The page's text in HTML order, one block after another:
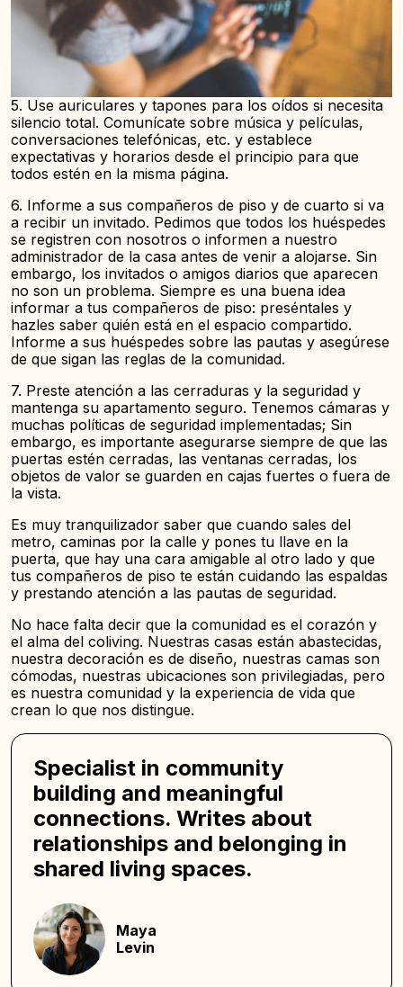
5. Use auriculares y tapones para los oídos si necesita
silencio total. Comunícate sobre música y películas,
conversaciones telefónicas, etc. y establece
expectativas y horarios desde el principio para que
todos estén en la misma página.
6. Informe a sus compañeros de piso y de cuarto si va
a recibir un invitado. Pedimos que todos los huéspedes
se registren con nosotros o informen a nuestro
administrador de la casa antes de venir a alojarse. Sin
embargo, los invitados o amigos diarios que aparecen
no son un problema. Siempre es una buena idea
informar a tus compañeros de piso: preséntales y
hazles saber quién está en el espacio compartido.
Informe a sus huéspedes sobre las pautas y asegúrese
de que sigan las reglas de la comunidad.
7. Preste atención a las cerraduras y la seguridad y
mantenga su apartamento seguro. Tenemos cámaras y
muchas políticas de seguridad implementadas; Sin
embargo, es importante asegurarse siempre de que las
puertas estén cerradas, las ventanas cerradas, los
objetos de valor se guarden en cajas fuertes o fuera de
la vista.
Es muy tranquilizador saber que cuando sales del
metro, caminas por la calle y pones tu llave en la
puerta, que hay una cara amigable al otro lado y que
tus compañeros de piso te están cuidando las espaldas
y prestando atención a las pautas de seguridad.
No hace falta decir que la comunidad es el corazón y
el alma del coliving. Nuestras casas están abastecidas,
nuestra decoración es de diseño, nuestras camas son
cómodas, nuestras ubicaciones son privilegiadas, pero
es nuestra comunidad y la experiencia de vida que
crean lo que nos distingue.
Specialist in community
building and meaningful
connections. Writes about
relationships and belonging in
shared living spaces.
Maya
Levin